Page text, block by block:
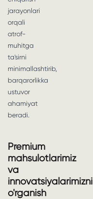
jarayonlari
orqali
atrof-
muhitga
ta'sirni
minimallashtirib,
barqarorlikka
ustuvor
ahamiyat
beradi.
Premium
mahsulotlarimiz
va
innovatsiyalarimizni
o'rganish